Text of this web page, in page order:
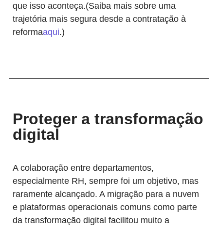
que isso aconteça.(Saiba mais sobre uma
trajetória mais segura desde a contratação à
reformaaqui.)
Proteger a transformação
digital
A colaboração entre departamentos,
especialmente RH, sempre foi um objetivo, mas
raramente alcançado. A migração para a nuvem
e plataformas operacionais comuns como parte
da transformação digital facilitou muito a